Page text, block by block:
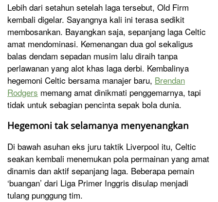
Lebih dari setahun setelah laga tersebut, Old Firm
kembali digelar. Sayangnya kali ini terasa sedikit
membosankan. Bayangkan saja, sepanjang laga Celtic
amat mendominasi. Kemenangan dua gol sekaligus
balas dendam sepadan musim lalu diraih tanpa
perlawanan yang alot khas laga derbi. Kembalinya
hegemoni Celtic bersama manajer baru, Brendan
Rodgers memang amat dinikmati penggemarnya, tapi
tidak untuk sebagian pencinta sepak bola dunia.
Hegemoni tak selamanya menyenangkan
Di bawah asuhan eks juru taktik Liverpool itu, Celtic
seakan kembali menemukan pola permainan yang amat
dinamis dan aktif sepanjang laga. Beberapa pemain
‘buangan’ dari Liga Primer Inggris disulap menjadi
tulang punggung tim.